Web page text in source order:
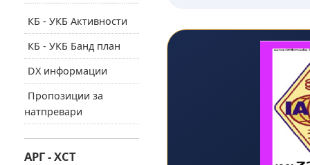
КБ - УКБ Активности
КБ - УКБ Банд план
DX информации
Пропозиции за
натпревари
АРГ - ХСТ